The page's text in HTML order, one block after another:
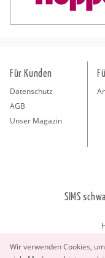
Wir ver­wen­den Coo­kies,
Für Kunden
Datenschutz
AGB
Unser Magazin
SIMS